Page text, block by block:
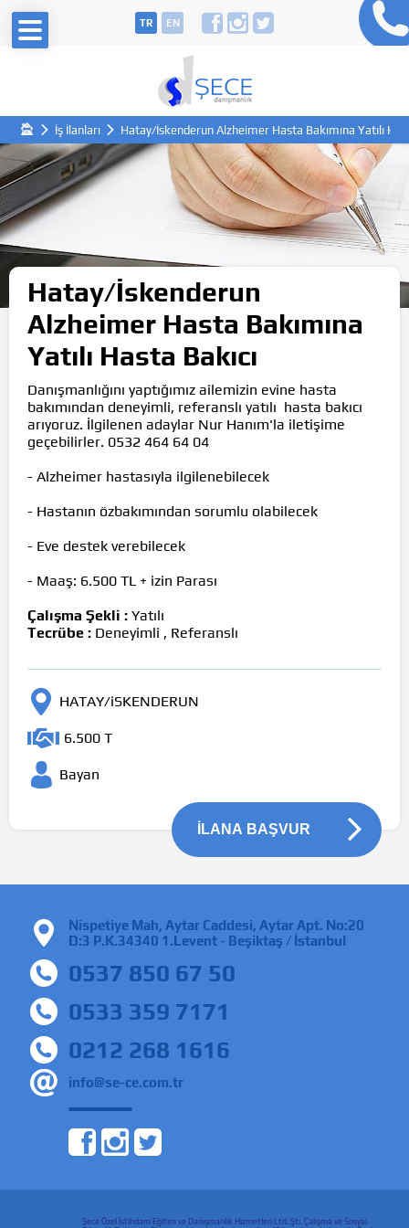
TR EN
İş İlanları Hatay/İskenderun Alzheimer Hasta Bakımına Yatılı
Hatay/İskenderun
Alzheimer Hasta Bakımına
Yatılı Hasta Bakıcı
Danışmanlığını yaptığımız ailemizin evine hasta
bakımından deneyimli, referanslı yatılı hasta bakıcı
arıyoruz. İlgilenen adaylar Nur Hanım'la iletişime
geçebilirler. 0532 464 64 04
- Alzheimer hastasıyla ilgilenebilecek
- Hastanın özbakımından sorumlu olabilecek
- Eve destek verebilecek
- Maaş: 6.500 TL + izin Parası
Çalışma Şekli : Yatılı
Tecrübe : Deneyimli , Referanslı
HATAY/iSKENDERUN
6.500 T
Bayan
İLANA BAŞVUR
Nispetiye Mah, Aytar Caddesi, Aytar Apt. No:20
D:3 P.K.34340 1.Levent - Beşiktaş / İstanbul
0537 850 67 50
0533 359 7171
0212 268 1616
info@se-ce.com.tr
Şece Özel İstihdam Eğitim ve Danışmanlık Hizmetleri Ltd. Şti. Çalışma ve Sosyal